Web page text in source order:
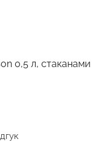
0,5 л, стаканами